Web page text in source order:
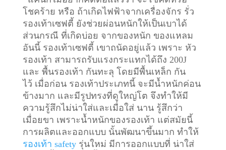
โชคร้าย หรือ ถ้าเกิดไฟฟ้าจากเครื่องจักร รั่ว
รองเท้าเซฟตี้ ยังช่วยผ่อนหนักให้เป็นเบาได้
ส่วนกรณี ที่เกิดบ่อย จากของหนัก ของแหลม
อันนี้ รองเท้าเซฟตี้ เขาถนัดอยู่แล้ว เพราะ หัว
รองเท้า สามารถรับแรงกระแทกได้ถึง 200J
และ พื้นรองเท้า กันทะลุ โดยมีพื้นเหล็ก กัน
ไว้ เมื่อก่อน รองเท้าประเภทนี้ จะมีน้ำหนักค่อน
ข้างมาก และมีรูปทรงที่ดูใหญ่โต จึงทำให้มี
ความรู้สึกไม่น่าใส่และเมื่อใส่ นาน รู้สึกว่า
เมื่อยขา เพราะน้ำหนักของรองเท้า แต่สมัยนี้
การผลิตและออกแบบ นั้นพัฒนาขึ้นมาก ทำให้
รองเท้า safetyรุ่นใหม่ มีการออกแบบที่ น่าใส่